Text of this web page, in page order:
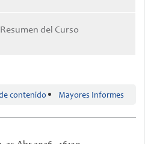
del Curso
contenido Mayores Informes